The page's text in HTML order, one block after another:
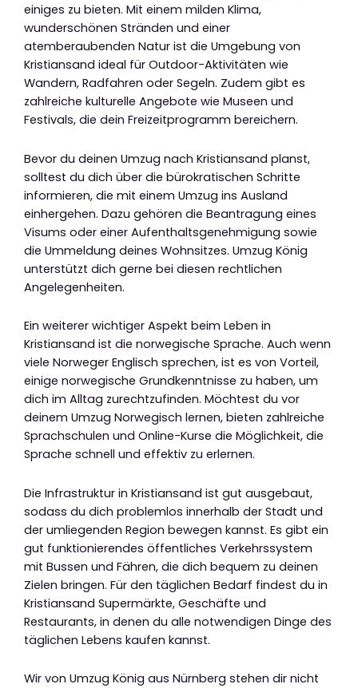
einiges zu bieten. Mit einem milden Klima,
wunderschönen Stränden und einer
atemberaubenden Natur ist die Umgebung von
Kristiansand ideal für Outdoor-Aktivitäten wie
Wandern, Radfahren oder Segeln. Zudem gibt es
zahlreiche kulturelle Angebote wie Museen und
Festivals, die dein Freizeitprogramm bereichern.
Bevor du deinen Umzug nach Kristiansand planst,
solltest du dich über die bürokratischen Schritte
informieren, die mit einem Umzug ins Ausland
einhergehen. Dazu gehören die Beantragung eines
Visums oder einer Aufenthaltsgenehmigung sowie
die Ummeldung deines Wohnsitzes. Umzug König
unterstützt dich gerne bei diesen rechtlichen
Angelegenheiten.
Ein weiterer wichtiger Aspekt beim Leben in
Kristiansand ist die norwegische Sprache. Auch wenn
viele Norweger Englisch sprechen, ist es von Vorteil,
einige norwegische Grundkenntnisse zu haben, um
dich im Alltag zurechtzufinden. Möchtest du vor
deinem Umzug Norwegisch lernen, bieten zahlreiche
Sprachschulen und Online-Kurse die Möglichkeit, die
Sprache schnell und effektiv zu erlernen.
Die Infrastruktur in Kristiansand ist gut ausgebaut,
sodass du dich problemlos innerhalb der Stadt und
der umliegenden Region bewegen kannst. Es gibt ein
gut funktionierendes öffentliches Verkehrssystem
mit Bussen und Fähren, die dich bequem zu deinen
Zielen bringen. Für den täglichen Bedarf findest du in
Kristiansand Supermärkte, Geschäfte und
Restaurants, in denen du alle notwendigen Dinge des
täglichen Lebens kaufen kannst.
Wir von Umzug König aus Nürnberg stehen dir nicht